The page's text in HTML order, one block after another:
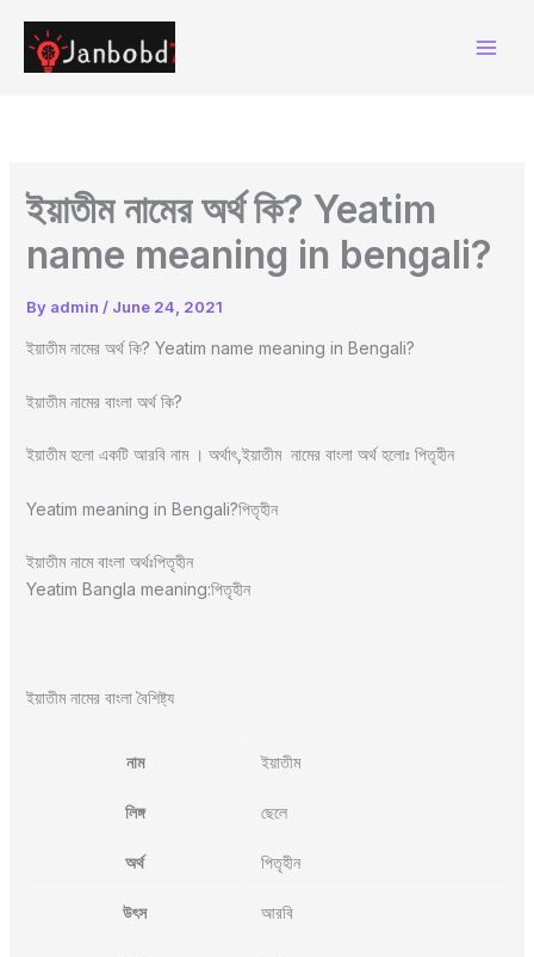
content
ইয়াতীম নামের অর্থ কি? Yeatim
name meaning in bengali?
By admin / June 24, 2021
ইয়াতীম নামের অর্থ কি? Yeatim name meaning in Bengali?
ইয়াতীম নামের বাংলা অর্থ কি?
ইয়াতীম হলো একটি আরবি নাম । অর্থাৎ,ইয়াতীম নামের বাংলা অর্থ হলোঃ পিতৃহীন
Yeatim meaning in Bengali?পিতৃহীন
ইয়াতীম নামে বাংলা অর্থঃপিতৃহীন
Yeatim Bangla meaning:পিতৃহীন
ইয়াতীম নামের বাংলা বৈশিষ্ট্য
নাম ইয়াতীম
লিঙ্গ ছেলে
অর্থ পিতৃহীন
উৎস আরবি